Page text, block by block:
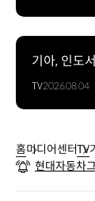
기아, 인도
TV2026.08.04
홈미디어센터TV
현대자동차